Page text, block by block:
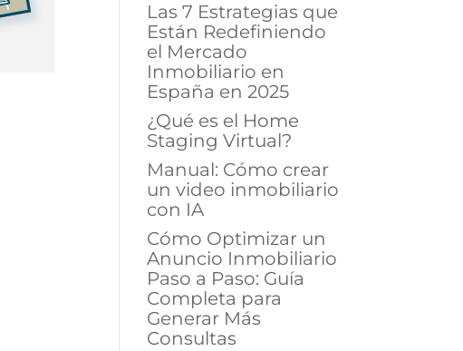
Las 7 Estrategias que
Están Redefiniendo
el Mercado
Inmobiliario en
España en 2025
¿Qué es el Home
Staging Virtual?
Manual: Cómo crear
un video inmobiliario
con IA
Cómo Optimizar un
Anuncio Inmobiliario
Paso a Paso: Guía
Completa para
Generar Más
Consultas